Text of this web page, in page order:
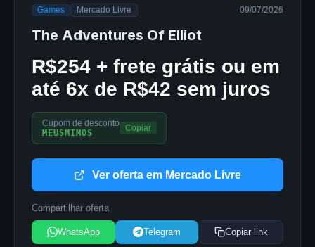
Games Mercado Livre 09/07/2026
The Adventures Of Elliot
R$254 + frete grátis ou em
até 6x de R$42 sem juros
Cupom de desconto
MEUSMIMOS
Copiar
Ver oferta em Mercado Livre
Compartilhar oferta
WhatsApp Telegram Copiar link